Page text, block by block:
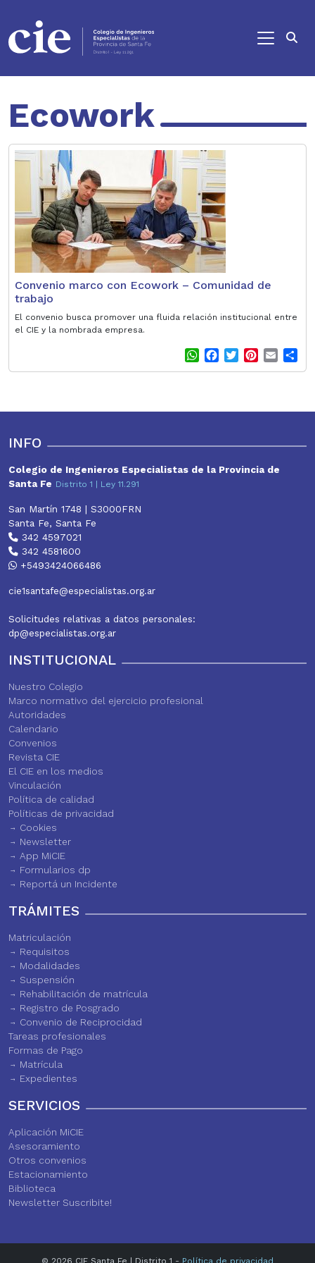
Ecowork
Convenio marco con Ecowork – Comunidad de
trabajo
El convenio busca promover una fluida relación institucional entre
el CIE y la nombrada empresa.
W
h
s
a
b
T
w
t
i
e
t
m
l
h
e
INFO
Colegio de Ingenieros Especialistas de la Provincia de
Santa Fe Distrito 1 | Ley 11.291
San Martín 1748 | S3000FRN
Santa Fe, Santa Fe
342 4597021
342 4581600
+5493424066486
cie1santafe@especialistas.org.ar
Solicitudes relativas a datos personales:
dp@especialistas.org.ar
INSTITUCIONAL
Nuestro Colegio
Marco normativo del ejercicio profesional
Autoridades
Calendario
Convenios
Revista CIE
El CIE en los medios
Vinculación
Política de calidad
Políticas de privacidad
Cookies
Newsletter
App MiCIE
Formularios dp
Reportá un Incidente
TRÁMITES
Matriculación
Requisitos
Modalidades
Suspensión
Rehabilitación de matrícula
Registro de Posgrado
Convenio de Reciprocidad
Tareas profesionales
Formas de Pago
Matrícula
Expedientes
SERVICIOS
Aplicación MiCIE
Asesoramiento
Otros convenios
Estacionamiento
Biblioteca
Newsletter Suscribite!
© 2026 CIE Santa Fe | Distrito 1 - Política de privacidad